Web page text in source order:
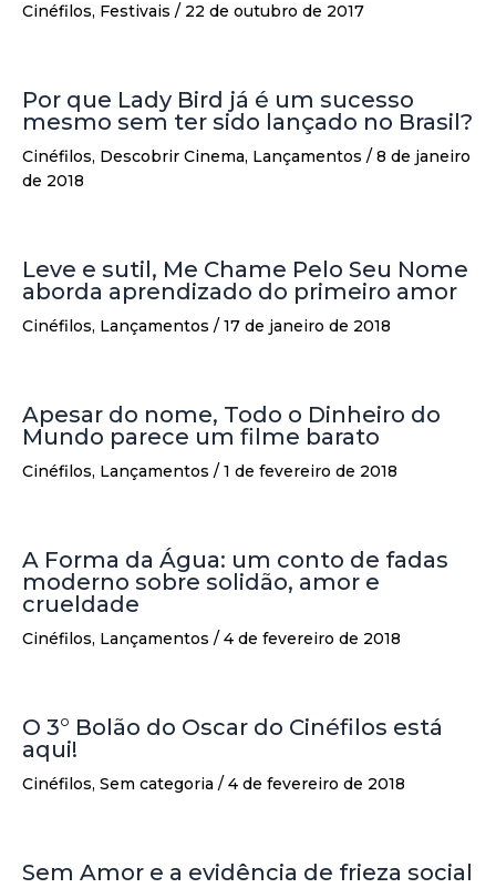
Cinéfilos, Festivais / 22 de outubro de 2017
Por que Lady Bird já é um sucesso
mesmo sem ter sido lançado no Brasil?
Cinéfilos, Descobrir Cinema, Lançamentos / 8 de janeiro
de 2018
Leve e sutil, Me Chame Pelo Seu Nome
aborda aprendizado do primeiro amor
Cinéfilos, Lançamentos / 17 de janeiro de 2018
Apesar do nome, Todo o Dinheiro do
Mundo parece um filme barato
Cinéfilos, Lançamentos / 1 de fevereiro de 2018
A Forma da Água: um conto de fadas
moderno sobre solidão, amor e
crueldade
Cinéfilos, Lançamentos / 4 de fevereiro de 2018
O 3° Bolão do Oscar do Cinéfilos está
aqui!
Cinéfilos, Sem categoria / 4 de fevereiro de 2018
Sem Amor e a evidência de frieza social